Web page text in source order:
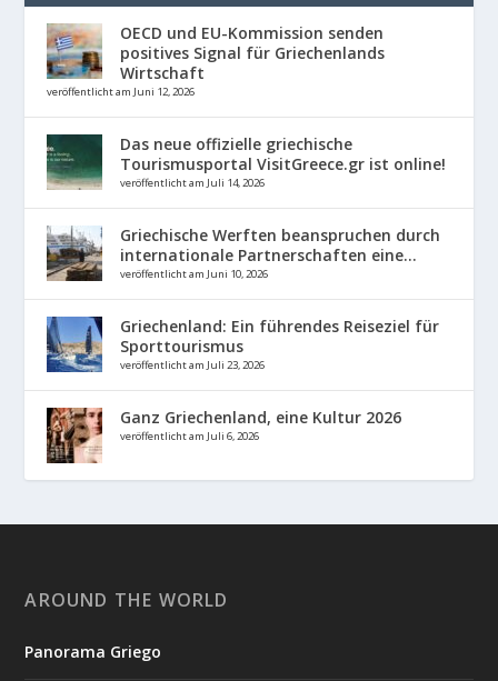
OECD und EU-Kommission senden
positives Signal für Griechenlands
Wirtschaft
veröffentlicht am Juni 12, 2026
Das neue offizielle griechische
Tourismusportal VisitGreece.gr ist online!
veröffentlicht am Juli 14, 2026
Griechische Werften beanspruchen durch
internationale Partnerschaften eine...
veröffentlicht am Juni 10, 2026
Griechenland: Ein führendes Reiseziel für
Sporttourismus
veröffentlicht am Juli 23, 2026
Ganz Griechenland, eine Kultur 2026
veröffentlicht am Juli 6, 2026
AROUND THE WORLD
Panorama Griego